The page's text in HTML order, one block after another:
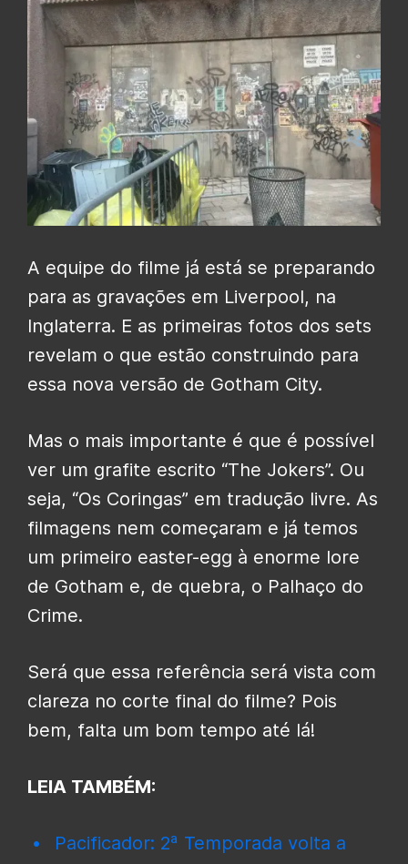
A equipe do filme já está se preparando
para as gravações em Liverpool, na
Inglaterra. E as primeiras fotos dos sets
revelam o que estão construindo para
essa nova versão de Gotham City.
Mas o mais importante é que é possível
ver um grafite escrito “The Jokers”. Ou
seja, “Os Coringas” em tradução livre. As
filmagens nem começaram e já temos
um primeiro easter-egg à enorme lore
de Gotham e, de quebra, o Palhaço do
Crime.
Será que essa referência será vista com
clareza no corte final do filme? Pois
bem, falta um bom tempo até lá!
LEIA TAMBÉM:
Pacificador: 2ª Temporada volta a